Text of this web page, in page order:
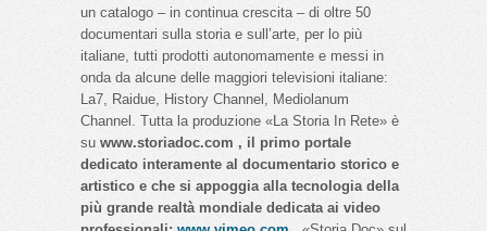
un catalogo – in continua crescita – di oltre 50
documentari sulla storia e sull’arte, per lo più
italiane, tutti prodotti autonomamente e messi in
onda da alcune delle maggiori televisioni italiane:
La7, Raidue, History Channel, Mediolanum
Channel. Tutta la produzione «La Storia In Rete» è
su www.storiadoc.com , il primo portale
dedicato interamente al documentario storico e
artistico e che si appoggia alla tecnologia della
più grande realtà mondiale dedicata ai video